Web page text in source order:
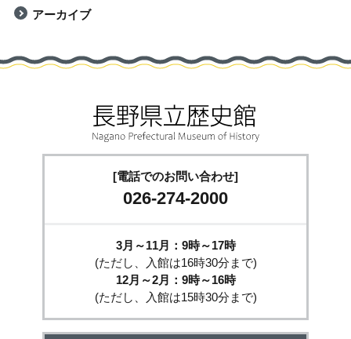
アーカイブ
[電話でのお問い合わせ]
026-274-2000
3月～11月：9時～17時
(ただし、入館は16時30分まで)
12月～2月：9時～16時
(ただし、入館は15時30分まで)